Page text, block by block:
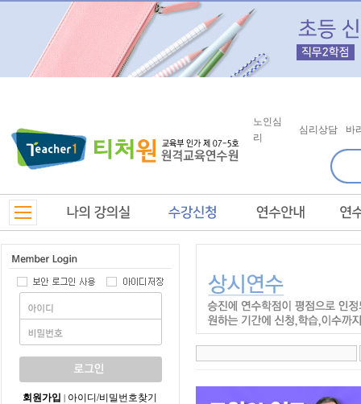
노인심
리
심리상담 바
회원가입 아이디/비밀번호찾기